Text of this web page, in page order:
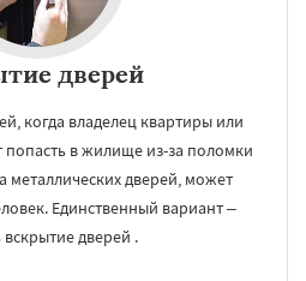
дверей
когда владелец квартиры или
попасть в жилище из-за поломки
металлических дверей, может
Единственный вариант –
вскрытие дверей .